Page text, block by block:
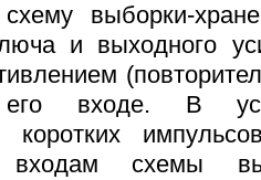
выборки-
и выходного
входе. В
коротких
входам схемы